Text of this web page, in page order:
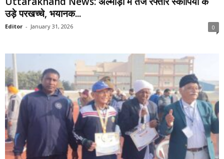
उड़े परखच्चे, भयानक...
Editor - January 31, 2026 0